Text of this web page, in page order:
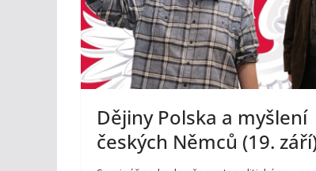
Dějiny Polska a myšlení
českých Němců (19.